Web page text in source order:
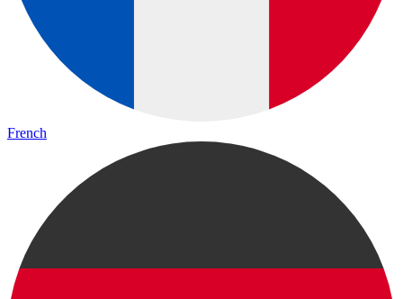
French